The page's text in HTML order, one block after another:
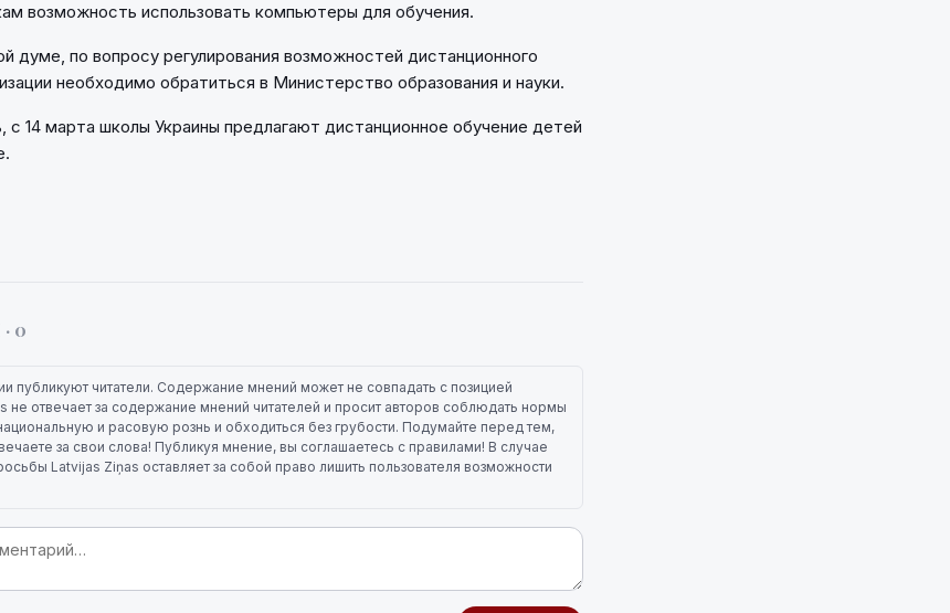
возможность использовать компьютеры для обучения.
думе, по вопросу регулирования возможностей дистанционного
необходимо обратиться в Министерство образования и науки.
14 марта школы Украины предлагают дистанционное обучение детей
· 0
публикуют читатели. Содержание мнений может не совпадать с позицией
не отвечает за содержание мнений читателей и просит авторов соблюдать нормы
и расовую рознь и обходиться без грубости. Подумайте перед тем,
за свои слова! Публикуя мнение, вы соглашаетесь с правилами! В случае
Latvijas Ziņas оставляет за собой право лишить пользователя возможности